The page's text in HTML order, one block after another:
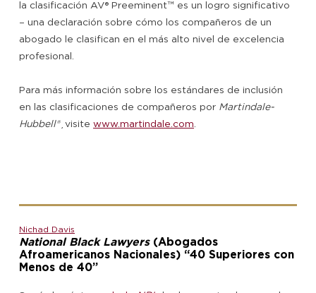
la clasificación AV® Preeminent™ es un logro significativo
– una declaración sobre cómo los compañeros de un
abogado le clasifican en el más alto nivel de excelencia
profesional.
Para más información sobre los estándares de inclusión
en las clasificaciones de compañeros por Martindale-
Hubbell®¸visite www.martindale.com
Nichad Davis
National Black Lawyers(Abogados
Afroamericanos Nacionales) “40 Superiores con
Menos de 40”